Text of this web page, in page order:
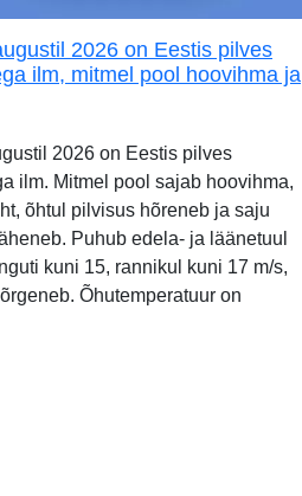
2026 on Eestis pilves
ilm, mitmel pool hoovihma ja
2026 on Eestis pilves
ilm. Mitmel pool sajab hoovihma,
õhtul pilvisus hõreneb ja saju
Puhub edela- ja läänetuul
kuni 15, rannikul kuni 17 m/s,
Õhutemperatuur on